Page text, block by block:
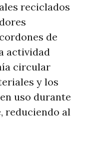
reciclados
de
actividad
circular
y los
uso durante
reduciendo al